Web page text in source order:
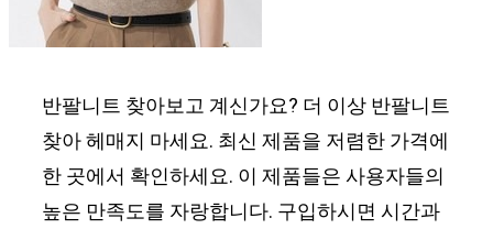
반팔니트 찾아보고 계신가요? 더 이상 반팔니트
찾아 헤매지 마세요. 최신 제품을 저렴한 가격에
한 곳에서 확인하세요. 이 제품들은 사용자들의
높은 만족도를 자랑합니다. 구입하시면 시간과